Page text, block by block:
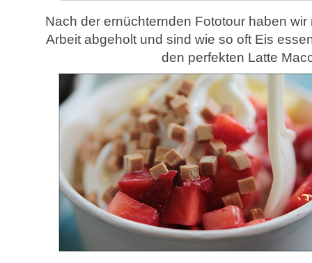
Nach der ernüchternden Fototour haben
Arbeit abgeholt und sind wie so oft Eis
den perfekten Latte